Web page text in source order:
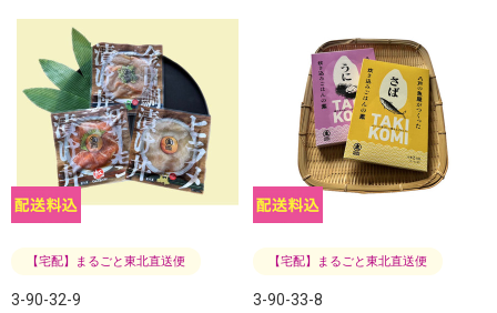
【宅配】まるごと東北直送便
3-90-32-9
【宅配】まるごと東北直送便
3-90-33-8